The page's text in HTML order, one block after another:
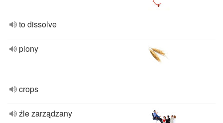
to dissolve
plony
crops
źle zarządzany